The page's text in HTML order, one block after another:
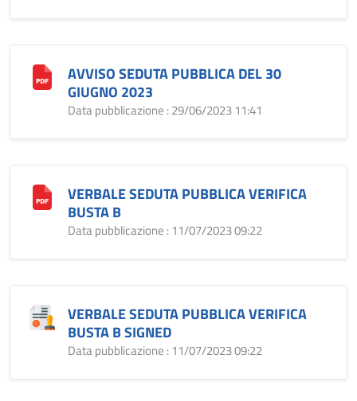
AVVISO SEDUTA PUBBLICA DEL 30
GIUGNO 2023
Data pubblicazione : 29/06/2023 11:41
VERBALE SEDUTA PUBBLICA VERIFICA
BUSTA B
Data pubblicazione : 11/07/2023 09:22
VERBALE SEDUTA PUBBLICA VERIFICA
BUSTA B SIGNED
Data pubblicazione : 11/07/2023 09:22